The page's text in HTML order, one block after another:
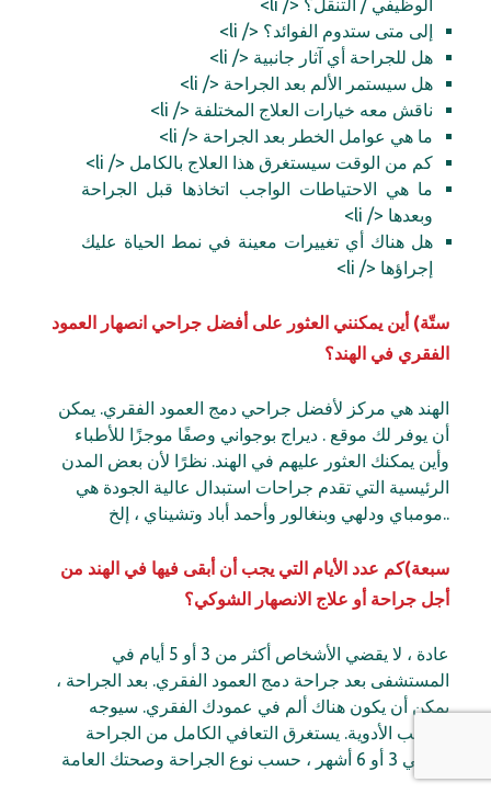
الوظيفي / التنقل؟ </ li>
إلى متى ستدوم الفوائد؟ </ li>
هل للجراحة أي آثار جانبية </ li>
هل سيستمر الألم بعد الجراحة </ li>
ناقش معه خيارات العلاج المختلفة </ li>
ما هي عوامل الخطر بعد الجراحة </ li>
كم من الوقت سيستغرق هذا العلاج بالكامل </ li>
ما هي الاحتياطات الواجب اتخاذها قبل الجراحة
وبعدها </ li>
هل هناك أي تغييرات معينة في نمط الحياة عليك
إجراؤها </ li>
ستّة) أين يمكنني العثور على أفضل جراحي انصهار العمود
الفقري في الهند؟
الهند هي مركز لأفضل جراحي دمج العمود الفقري. يمكن
أن يوفر لك موقع . ديراج بوجواني وصفًا موجزًا للأطباء
وأين يمكنك العثور عليهم في الهند. نظرًا لأن بعض المدن
الرئيسية التي تقدم جراحات استبدال عالية الجودة هي
مومباي ودلهي وبنغالور وأحمد أباد وتشيناي ، إلخ..
سبعة)كم عدد الأيام التي يجب أن أبقى فيها في الهند من
أجل جراحة أو علاج الانصهار الشوكي؟
عادة ، لا يقضي الأشخاص أكثر من 3 أو 5 أيام في
المستشفى بعد جراحة دمج العمود الفقري. بعد الجراحة ،
يمكن أن يكون هناك ألم في عمودك الفقري. سيوجه
الطبيب الأدوية. يستغرق التعافي الكامل من الجراحة